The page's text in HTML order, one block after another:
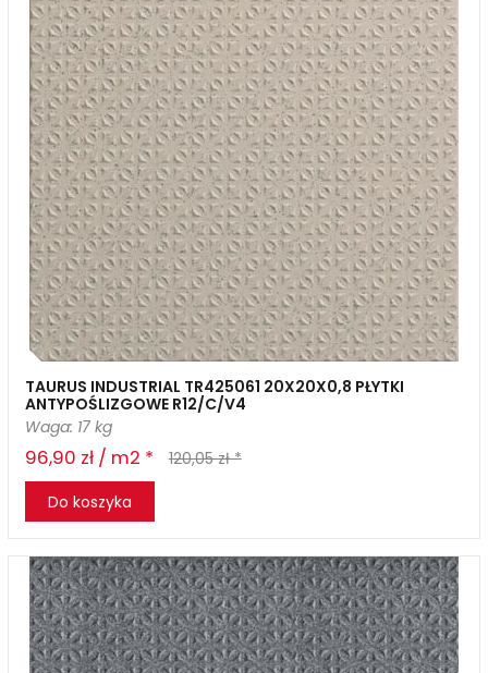
TAURUS INDUSTRIAL TR425061 20X20X0,8 PŁYTKI
ANTYPOŚLIZGOWE R12/C/V4
Waga: 17 kg
96,90 zł / m2 *
120,05 zł *
Do koszyka